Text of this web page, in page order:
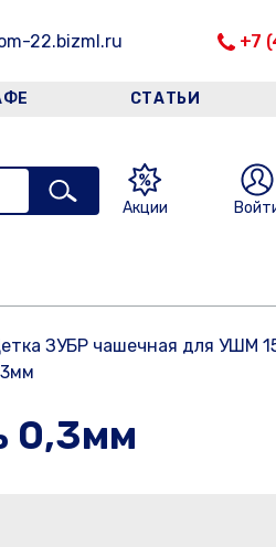
22.bizml.ru +7
СТАТЬИ
Акции
ЗУБР чашечная для УШМ
0,3мм